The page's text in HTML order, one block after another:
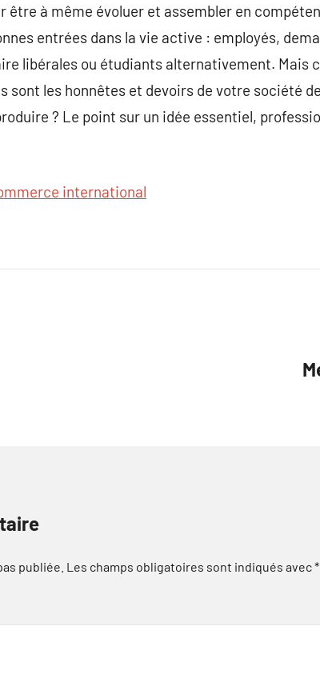
être à même évoluer et assembler en
entrées dans la vie active : employés,
libérales ou étudiants alternativement. Mais
sont les honnêtes et devoirs de votre société
? Le point sur un idée essentiel,
international
publiée. Les champs obligatoires sont indiqués avec*